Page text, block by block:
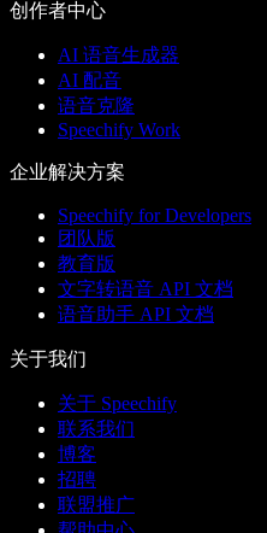
创作者中心
AI 语音生成器
AI 配音
语音克隆
Speechify Work
企业解决方案
Speechify for Developers
团队版
教育版
文字转语音 API 文档
语音助手 API 文档
关于我们
关于 Speechify
联系我们
博客
招聘
联盟推广